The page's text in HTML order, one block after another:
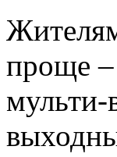
проще –
мульти-